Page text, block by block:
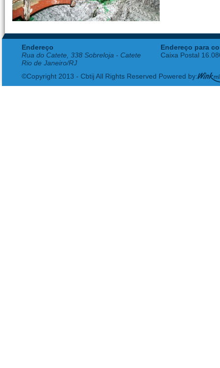
Endereço
Rua do Catete, 338 Sobreloja - Catete
Rio de Janeiro/RJ
Endereço para
Caixa Postal
©Copyright 2013 - Cbtij All Rights Reserved Powered by: